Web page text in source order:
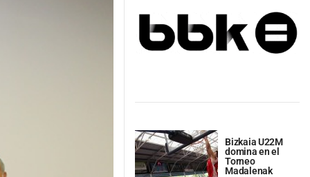
Bizkaia U22M
domina en el
Torneo
Madalenak